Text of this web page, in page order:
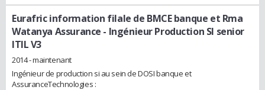
Eurafric information filale de BMCE banque et Rma
Watanya Assurance - Ingénieur Production SI senior
ITIL V3
2014 - maintenant
Ingénieur de production si au sein de DOSI banque et
AssuranceTechnologies :